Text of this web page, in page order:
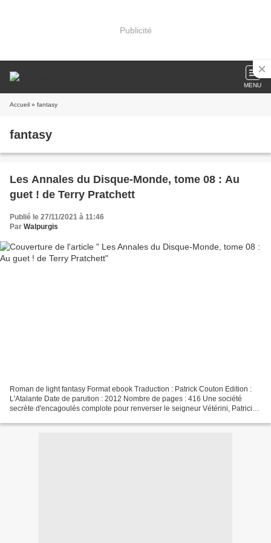
Publicité
MENU
Accueil » fantasy
fantasy
Les Annales du Disque-Monde, tome 08 : Au
guet ! de Terry Pratchett
Publié le 27/11/2021 à 11:46
Par Walpurgis
Roman de light fantasy Format ebook Traduction : Patrick Couton Edition :
L'Atalante Date de parution : 2012 Nombre de pages : 416 Une société
secrète d'encagoulés complote pour renverser le seigneur Vétérini, Patricien